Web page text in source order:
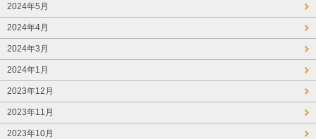
2024年5月
2024年4月
2024年3月
2024年1月
2023年12月
2023年11月
2023年10月